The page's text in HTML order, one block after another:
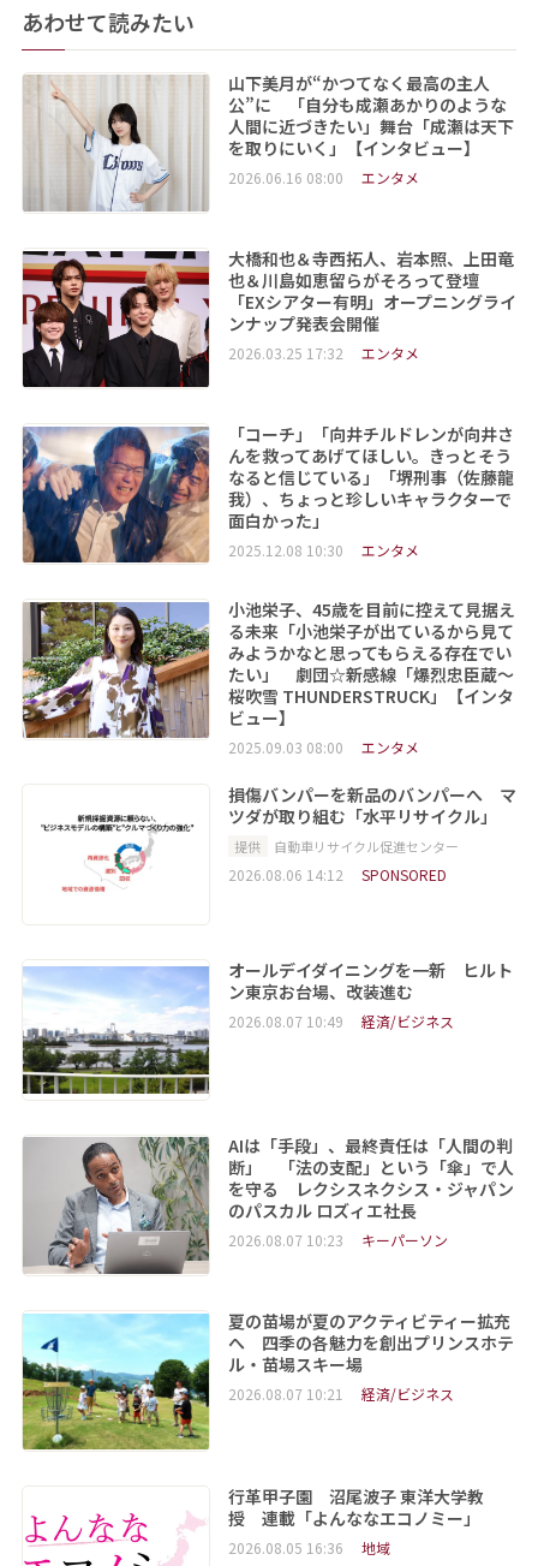
あわせて読みたい
山下美月が“かつてなく最高の主人
公”に 「自分も成瀬あかりのような
人間に近づきたい」舞台「成瀬は天下
を取りにいく」【インタビュー】
2026.06.16 08:00 エンタメ
大橋和也＆寺西拓人、岩本照、上田竜
也＆川島如恵留らがそろって登壇
「EXシアター有明」オープニングライ
ンナップ発表会開催
2026.03.25 17:32 エンタメ
「コーチ」「向井チルドレンが向井さ
んを救ってあげてほしい。きっとそう
なると信じている」「堺刑事（佐藤龍
我）、ちょっと珍しいキャラクターで
面白かった」
2025.12.08 10:30 エンタメ
小池栄子、45歳を目前に控えて見据え
る未来「小池栄子が出ているから見て
みようかなと思ってもらえる存在でい
たい」 劇団☆新感線「爆烈忠臣蔵〜
桜吹雪 THUNDERSTRUCK」【インタ
ビュー】
2025.09.03 08:00 エンタメ
損傷バンパーを新品のバンパーへ マ
ツダが取り組む「水平リサイクル」
提供 自動車リサイクル促進センター
2026.08.06 14:12 SPONSORED
オールデイダイニングを一新 ヒルト
ン東京お台場、改装進む
2026.08.07 10:49 経済/ビジネス
AIは「手段」、最終責任は「人間の判
断」 「法の支配」という「傘」で人
を守る レクシスネクシス・ジャパン
のパスカル ロズィエ社長
2026.08.07 10:23 キーパーソン
夏の苗場が夏のアクティビティー拡充
へ 四季の各魅力を創出プリンスホテ
ル・苗場スキー場
2026.08.07 10:21 経済/ビジネス
行革甲子園 沼尾波子 東洋大学教
授 連載「よんななエコノミー」
2026.08.05 16:36 地域